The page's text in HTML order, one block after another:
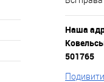
Наша
501765